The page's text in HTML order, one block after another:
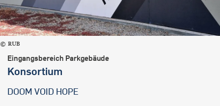
RUB
Eingangsbereich Parkgebäude
Konsortium
DOOM VOID HOPE